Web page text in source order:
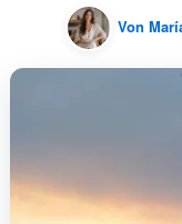
Von